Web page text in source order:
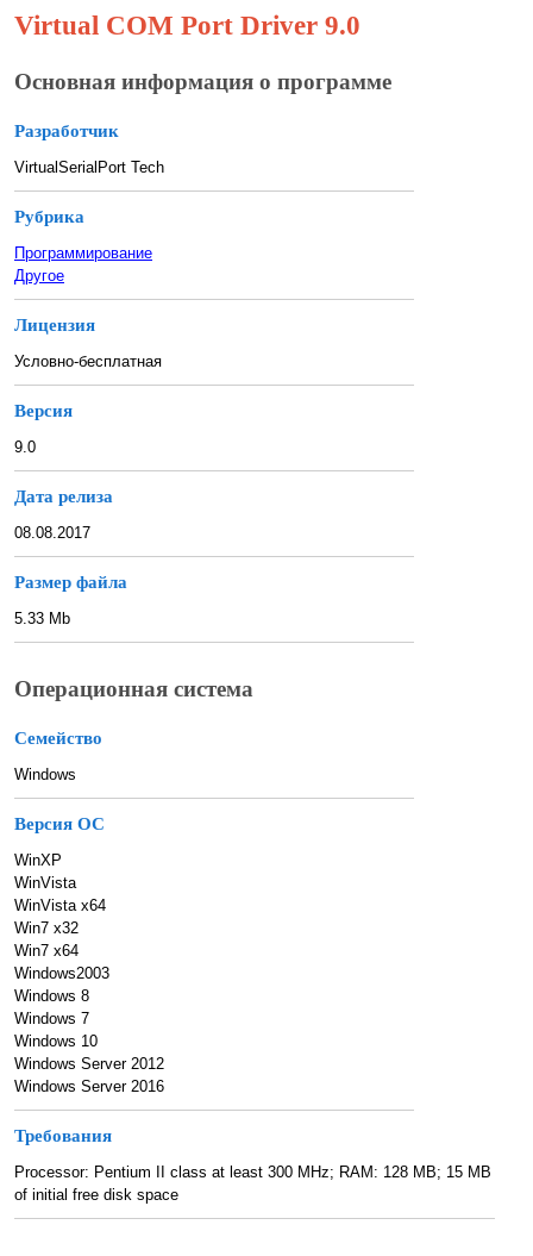
Virtual COM Port Driver 9.0
Основная информация о программе
Разработчик
VirtualSerialPort Tech
Рубрика
Программирование
Другое
Лицензия
Условно-бесплатная
Версия
9.0
Дата релиза
08.08.2017
Размер файла
5.33 Mb
Операционная система
Семейство
Windows
Версия ОС
WinXP
WinVista
WinVista x64
Win7 x32
Win7 x64
Windows2003
Windows 8
Windows 7
Windows 10
Windows Server 2012
Windows Server 2016
Требования
Processor: Pentium II class at least 300 MHz; RAM: 128 MB; 15 MB
of initial free disk space